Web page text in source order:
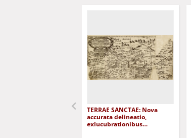
TERRAE SANCTAE: Nova
accurata delineatio,
exlucubrationibus